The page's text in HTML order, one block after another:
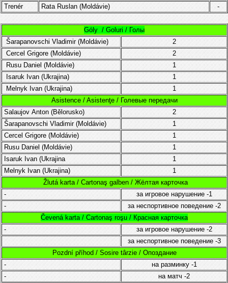
Trenér
Rata Ruslan (Moldávie) -
Góly / Goluri / Голы
Šarapanovschi Vladimir (Moldávie)
2
Cercel Grigore (Moldávie)
2
Rusu Daniel (Moldávie)
1
Isaruk Ivan (Ukrajina)
1
Melnyk Ivan (Ukrajina)
1
Asistence / Asistenţe / Голевые передачи
Salaujov Anton (Bělorusko)
2
Šarapanovschi Vladimir (Moldávie)
1
Cercel Grigore (Moldávie)
1
Rusu Daniel (Moldávie)
1
Isaruk Ivan (Ukrajina
1
Melnyk Ivan (Ukrajina)
1
Žlutá karta / Cartonaş galben / Жёлтая карточка
-
за игровое нарушение -1
-
за неспортивное поведение -2
Čevená karta / Cartonaş roşu / Красная карточка
-
за игровое нарушение -2
за неспортивное поведение -3
Pozdní příhod / Sosire târzie / Опоздание
-
на разминку -1
-
на матч -2